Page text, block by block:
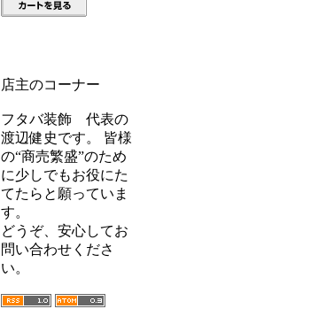
店主のコーナー
フタバ装飾 代表の
渡辺健史です。 皆様
の“商売繁盛”のため
に少しでもお役にた
てたらと願っていま
す。
どうぞ、安心してお
問い合わせくださ
い。